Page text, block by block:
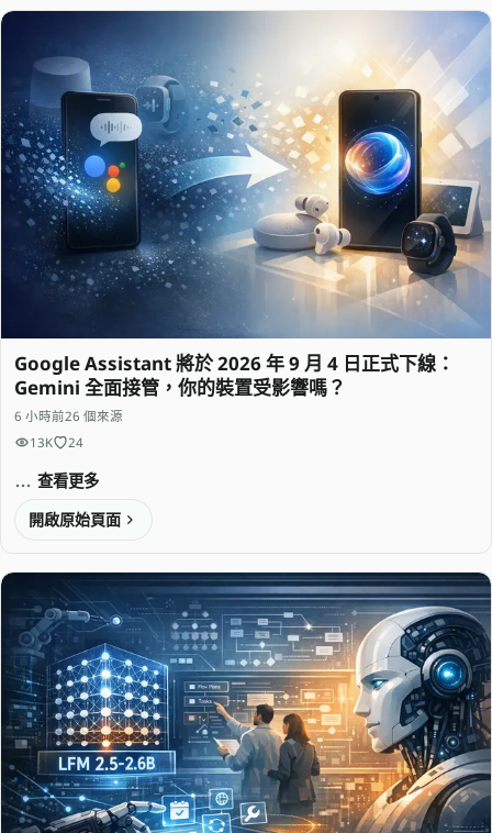
Google Assistant 將於 2026 年 9 月 4 日正式下線：
Gemini 全面接管，你的裝置受影響嗎？
6 小時前26 個來源
13K
24
查看更多
開啟原始頁面